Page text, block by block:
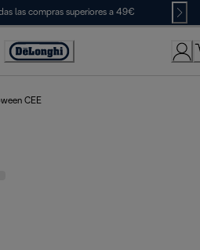
las compras superiores a 49€
Accessibility
CEE